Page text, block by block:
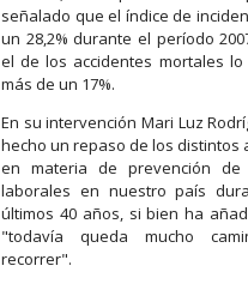
señalado que el índice de
un 28,2% durante el período
el de los accidentes mortales
más de un 17%.
En su intervención Mari Luz
hecho un repaso de los distintos
en materia de prevención de
laborales en nuestro país
últimos 40 años, si bien ha
"todavía queda mucho
recorrer".